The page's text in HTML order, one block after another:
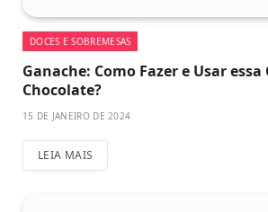
DOCES E SOBREMESAS
Ganache: Como Fazer e Usar
Chocolate?
15 DE JANEIRO DE 2024
LEIA MAIS